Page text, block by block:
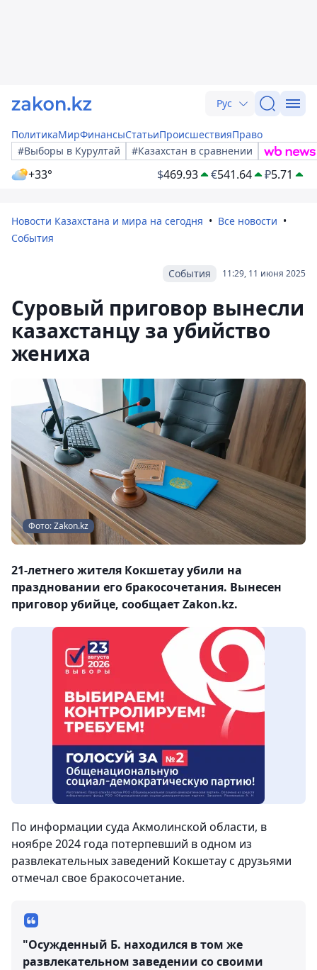
Рус
ПолитикаМирФинансыСтатьиПроисшествияПраво
#Выборы в Курултай
#Казахстан в сравнении
+33° $469.93 €541.64 ₽5.71
Новости Казахстана и мира на сегодня
Все новости
События
11:29, 11 июня 2025
События
Суровый приговор вынесли
казахстанцу за убийство
жениха
Фото: Zakon.kz
21-летнего жителя Кокшетау убили на
праздновании его бракосочетания. Вынесен
приговор убийце, сообщает Zakon.kz.
По информации суда Акмолинской области, в
ноябре 2024 года потерпевший в одном из
развлекательных заведений Кокшетау с друзьями
отмечал свое бракосочетание.
"Осужденный Б. находился в том же
развлекательном заведении со своими